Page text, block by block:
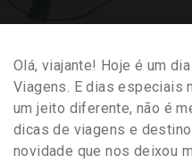
Olá, viajante! Hoje é um
Viagens. E dias especiais
um jeito diferente, não é
dicas de viagens e
novidade que nos deixou